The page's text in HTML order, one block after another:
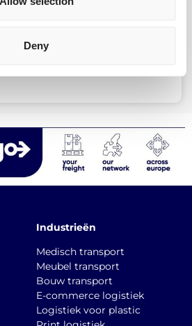
Deny
Industrieën
Medisch transport
Meubel transport
Bouw transport
E-commerce logistiek
Logistiek voor plastic